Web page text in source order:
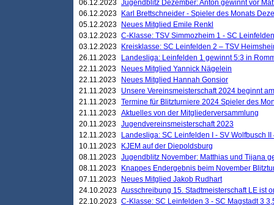
06.12.2023 Jugendblitz Dezember: Anton gewinnt vor
06.12.2023
Karl Brettschneider - Spieler des Monats
05.12.2023
Neues Mitglied Emile Renkl
03.12.2023 C-Klasse: TSV Simmozheim 1 - SC
03.12.2023
Kreisklasse: SC Leinfelden 2 – TSV
26.11.2023
Landesliga: Leinfelden 1 gewinnt 5:3 in
22.11.2023
Neues Mitglied Yannick Nägelein
22.11.2023
Neues Mitglied Hannah Gonsior
21.11.2023
Unsere Vereinsmeisterschaft 2024 beginnt
21.11.2023 Termine für Blitzturniere 2024 Spieler des
21.11.2023 Aktuelles von der Mitgliederversammlung
20.11.2023 Jugendvereinsmeisterschaft 2023
12.11.2023
Landesliga: SC Leinfelden I - SV Wolfbusch II
10.11.2023
KJEM auf der Diepoldsburg
08.11.2023 Jugendblitz November: Matthias und Tijana
08.11.2023
Knappes Endergebnis beim November
07.11.2023
Neues Mitglied Jakob Rudhart
24.10.2023 Ausschreibung 15. Stadtmeisterschaft LE ist
22.10.2023 C-Klasse: SC Leinfelden 3 - SC Magstadt 3